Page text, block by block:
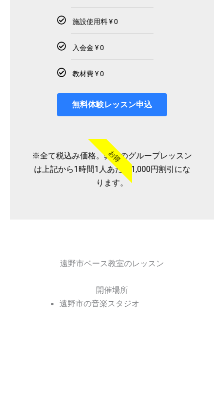
施設使用料 ¥ 0
入会金 ¥ 0
教材費 ¥ 0
無料体験レッスン申込
お得
※全て税込み価格。弊社のグループレッスン
は上記から1時間1人あたり1,000円割引にな
ります。
遠野市ベース教室のレッスン
開催場所
遠野市の音楽スタジオ